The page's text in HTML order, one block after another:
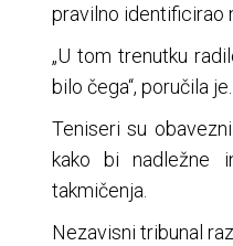
pravilno identificirao
„U tom trenutku
bilo čega“, poručila je.
Teniseri su
kako bi nadležne
takmičenja.
Nezavisni tribunal